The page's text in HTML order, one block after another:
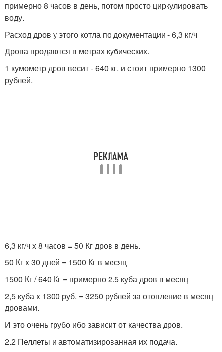
примерно 8 часов в день, потом просто циркулировать
воду.
Расход дров у этого котла по документации - 6,3 кг/ч
Дрова продаются в метрах кубических.
1 кумометр дров весит - 640 кг. и стоит примерно 1300
рублей.
6,3 кг/ч x 8 часов = 50 Кг дров в день.
50 Кг x 30 дней = 1500 Кг в месяц
1500 Кг / 640 Кг = примерно 2.5 куба дров в месяц
2,5 куба x 1300 руб. = 3250 рублей за отопление в месяц
дровами.
И это очень грубо ибо зависит от качества дров.
2.2 Пеллеты и автоматизированная их подача.